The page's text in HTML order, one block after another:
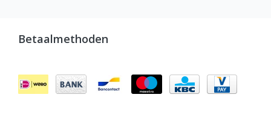
Betaalmethoden